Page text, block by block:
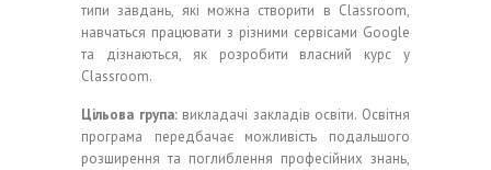
типи завдань, які можна створити в Classroom,
навчаться працювати з різними сервісами Google
та дізнаються, як розробити власний курс у
Classroom.
Цільова група:викладачі закладів освіти. Освітня
програма передбачає можливість подальшого
розширення та поглиблення професійних знань,